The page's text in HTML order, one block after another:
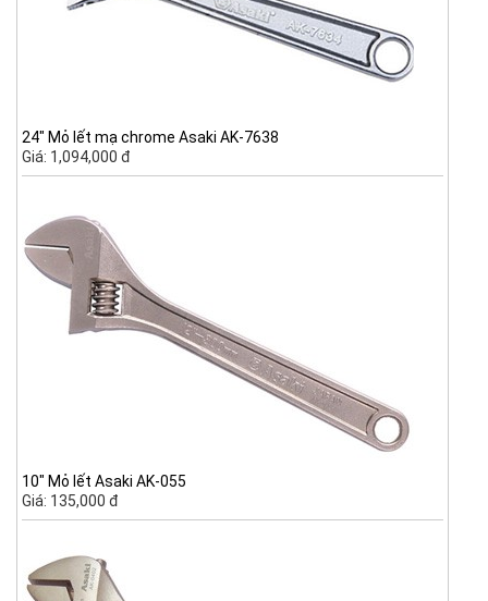
24" Mỏ lết mạ chrome Asaki AK-7638
Giá: 1,094,000 đ
10" Mỏ lết Asaki AK-055
Giá: 135,000 đ